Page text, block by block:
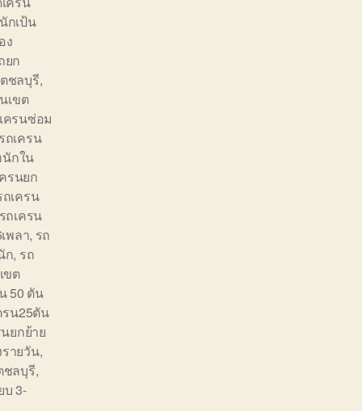
กเป้น
ง
ยก
ชลบุรี,
เขต
ครนซ่อม
รถเครน
นักใน
รนยก
ถเครน
รถเครน
พลา, รถ
ก, รถ
ขต
50 ตัน
รน25ตัน
ยกย้าย
ายวัน,
ชลบุรี,
บ 3-